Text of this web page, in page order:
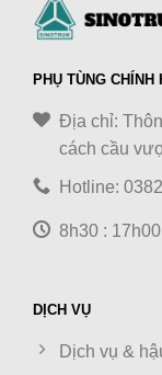
PHỤ TÙNG CHÍNH
Địa chỉ:
cách cầu
Hotline:
8h30 :
DỊCH VỤ
Dịch vụ &